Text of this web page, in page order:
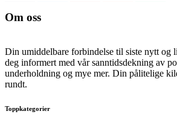
Om oss
Din umiddelbare forbindelse til siste nytt og
deg informert med vår sanntidsdekning av
underholdning og mye mer. Din pålitelige
rundt.
Toppkategorier